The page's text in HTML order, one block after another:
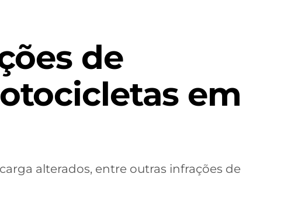
de
em
alterados, entre outras infrações de